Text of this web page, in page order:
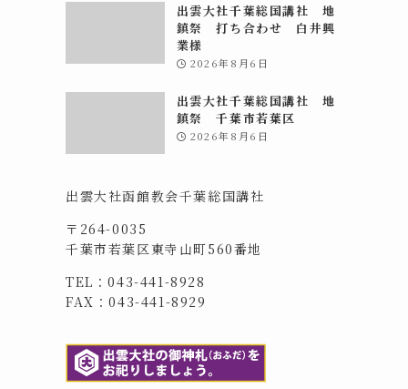
出雲大社千葉総国講社 地
鎮祭 打ち合わせ 白井興
業様
2026年8月6日
出雲大社千葉総国講社 地
鎮祭 千葉市若葉区
2026年8月6日
出雲大社函館教会千葉総国講社
〒264-0035
千葉市若葉区東寺山町560番地
TEL：043-441-8928
FAX：043-441-8929